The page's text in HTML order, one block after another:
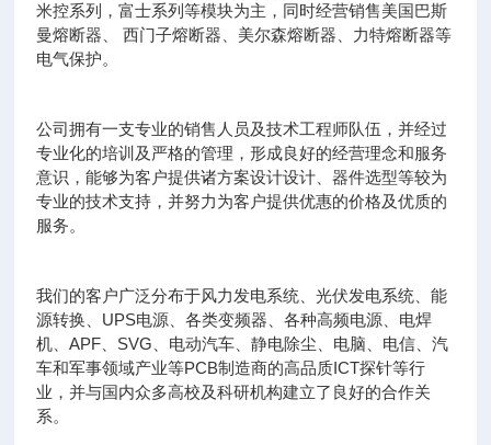
米控系列，富士系列等模块为主，同时经营销售美国巴斯
曼熔断器、 西门子熔断器、美尔森熔断器、力特熔断器等
电气保护。
公司拥有一支专业的销售人员及技术工程师队伍，并经过
专业化的培训及严格的管理，形成良好的经营理念和服务
意识，能够为客户提供诸方案设计设计、器件选型等较为
专业的技术支持，并努力为客户提供优惠的价格及优质的
服务。
我们的客户广泛分布于风力发电系统、光伏发电系统、能
源转换、UPS电源、各类变频器、各种高频电源、电焊
机、APF、SVG、电动汽车、静电除尘、电脑、电信、汽
车和军事领域产业等PCB制造商的高品质ICT探针等行
业，并与国内众多高校及科研机构建立了良好的合作关
系。